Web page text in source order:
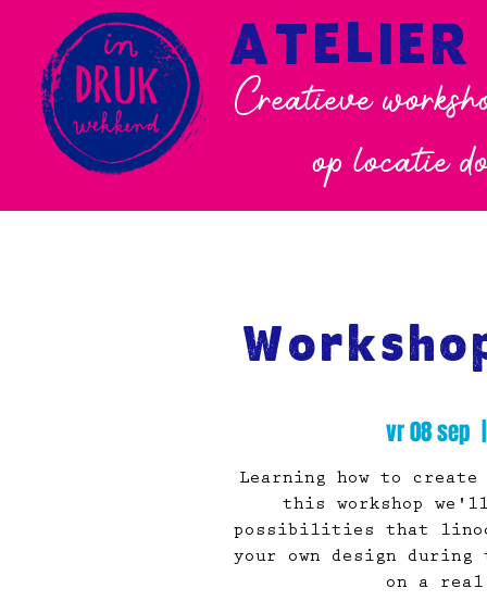
Creatieve
op locatie
vr 08 sep
Learning how to
this workshop
possibilities that
your own design
on a